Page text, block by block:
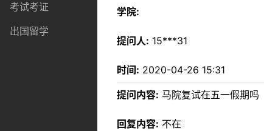
考试考证
出国留学
学院:
提问人: 15***31
时间: 2020-04-26 15:31
提问内容: 马院复试在五一假期吗
回复内容: 不在